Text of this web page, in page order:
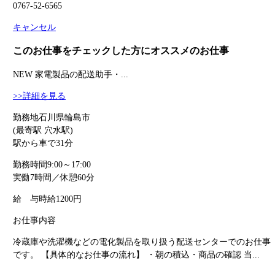
0767-52-6565
キャンセル
このお仕事をチェックした方にオススメのお仕事
NEW家電製品の配送助手・...
>>詳細を見る
勤務地石川県輪島市
(最寄駅 穴水駅)
駅から車で31分
勤務時間9:00～17:00
実働7時間／休憩60分
給 与時給1200円
お仕事内容
冷蔵庫や洗濯機などの電化製品を取り扱う配送センターでのお仕事
です。 【具体的なお仕事の流れ】 ・朝の積込・商品の確認 当...